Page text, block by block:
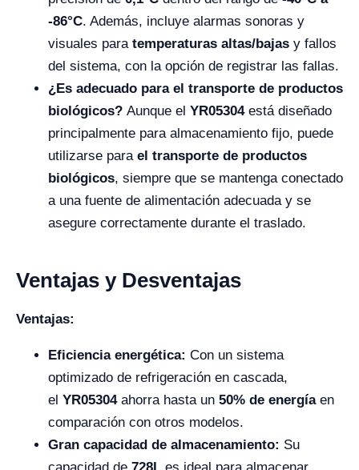
-86°C. Además, incluye alarmas sonoras y
visuales para temperaturas altas/bajas y fallos
del sistema, con la opción de registrar las fallas.
¿Es adecuado para el transporte de productos
biológicos? Aunque el YR05304está diseñado
principalmente para almacenamiento fijo, puede
utilizarse para el transporte de productos
biológicos, siempre que se mantenga conectado
a una fuente de alimentación adecuada y se
asegure correctamente durante el traslado.
Ventajas y Desventajas
Ventajas:
Eficiencia energética: Con un sistema
optimizado de refrigeración en cascada,
el YR05304ahorra hasta un 50% de energíaen
comparación con otros modelos.
Gran capacidad de almacenamiento: Su